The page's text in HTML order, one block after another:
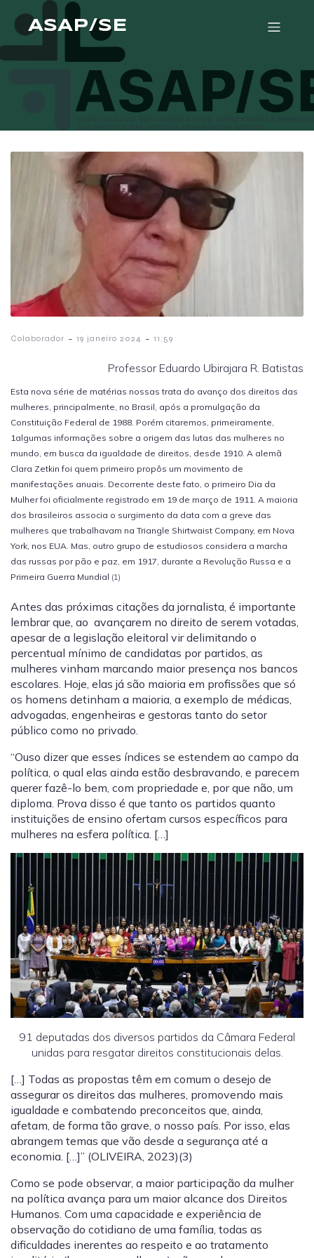
ASAP/SE
Colaborador - 19 janeiro 2024 - 11:59
Professor Eduardo Ubirajara R. Batistas
Esta nova série de matérias nossas trata do avanço dos direitos das
mulheres, principalmente, no Brasil, após a promulgação da
Constituição Federal de 1988. Porém citaremos, primeiramente,
1algumas informações sobre a origem das lutas das mulheres no
mundo, em busca da igualdade de direitos, desde 1910. A alemã
Clara Zetkin foi quem primeiro propôs um movimento de
manifestações anuais. Decorrente deste fato, o primeiro Dia da
Mulher foi oficialmente registrado em 19 de março de 1911. A maioria
dos brasileiros associa o surgimento da data com a greve das
mulheres que trabalhavam na Triangle Shirtwaist Company, em Nova
York, nos EUA. Mas, outro grupo de estudiosos considera a marcha
das russas por pão e paz, em 1917, durante a Revolução Russa e a
Primeira Guerra Mundial (1)
Antes das próximas citações da jornalista, é importante
lembrar que, ao avançarem no direito de serem votadas,
apesar de a legislação eleitoral vir delimitando o
percentual mínimo de candidatas por partidos, as
mulheres vinham marcando maior presença nos bancos
escolares. Hoje, elas já são maioria em profissões que só
os homens detinham a maioria, a exemplo de médicas,
advogadas, engenheiras e gestoras tanto do setor
público como no privado.
“Ouso dizer que esses índices se estendem ao campo da
política, o qual elas ainda estão desbravando, e parecem
querer fazê-lo bem, com propriedade e, por que não, um
diploma. Prova disso é que tanto os partidos quanto
instituições de ensino ofertam cursos específicos para
mulheres na esfera política. […]
91 deputadas dos diversos partidos da Câmara Federal
unidas para resgatar direitos constitucionais delas.
[…] Todas as propostas têm em comum o desejo de
assegurar os direitos das mulheres, promovendo mais
igualdade e combatendo preconceitos que, ainda,
afetam, de forma tão grave, o nosso país. Por isso, elas
abrangem temas que vão desde a segurança até a
economia. […]” (OLIVEIRA, 2023)(3)
Como se pode observar, a maior participação da mulher
na política avança para um maior alcance dos Direitos
Humanos. Com uma capacidade e experiência de
observação do cotidiano de uma família, todas as
dificuldades inerentes ao respeito e ao tratamento